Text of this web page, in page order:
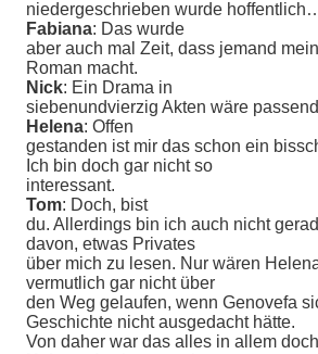
niedergeschrieben wurde
Fabiana: Das wurde
aber auch mal Zeit, dass jemand
Roman macht.
Nick: Ein Drama in
siebenundvierzig Akten wäre
Helena: Offen
gestanden ist mir das schon ein
Ich bin doch gar nicht so
interessant.
Tom: Doch, bist
du. Allerdings bin ich auch nicht
davon, etwas Privates
über mich zu lesen. Nur wären
vermutlich gar nicht über
den Weg gelaufen, wenn Genovefa
Geschichte nicht ausgedacht hätte.
Von daher war das alles in allem